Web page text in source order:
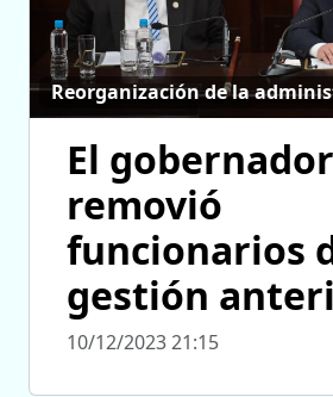
El gobernador
removió
funcionarios
gestión
10/12/2023 21:15